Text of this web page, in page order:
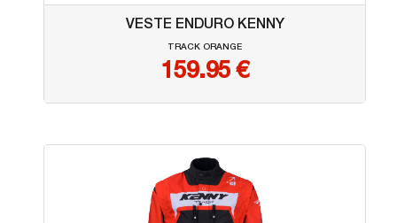
VESTE ENDURO KENNY
TRACK ORANGE
159.95€